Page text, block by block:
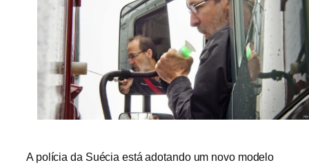
A polícia da Suécia está adotando um novo modelo